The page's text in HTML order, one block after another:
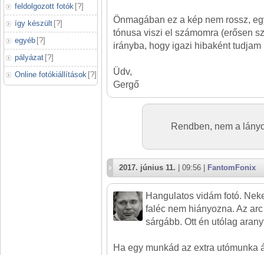
feldolgozott fotók [?]
így készült [?]
egyéb [?]
pályázat [?]
Online fotókiállítások [?]
Önmagában ez a kép nem rossz,
tónusa viszi el számomra (erősen
irányba, hogy igazi hibaként tudjam
Üdv,
Gergő
Rendben, nem a
2017. június 11. | 09:56 | FantomFonix
Hangulatos vidám fotó.
faléc nem hiányozna. Az
sárgább. Ott én utólag
Ha egy munkád az extra utómunka